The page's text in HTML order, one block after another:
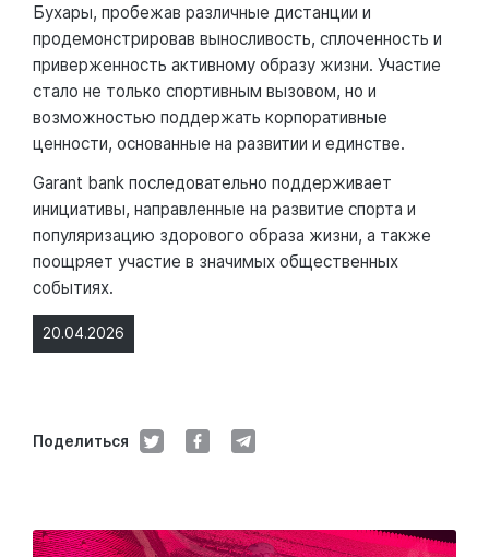
20.04.2026
Поделиться
Бухары, пробежав различные дистанции и
продемонстрировав выносливость, сплоченность и
приверженность активному образу жизни. Участие
стало не только спортивным вызовом, но и
возможностью поддержать корпоративные
ценности, основанные на развитии и единстве.
Garant bank последовательно поддерживает
инициативы, направленные на развитие спорта и
популяризацию здорового образа жизни, а также
поощряет участие в значимых общественных
событиях.